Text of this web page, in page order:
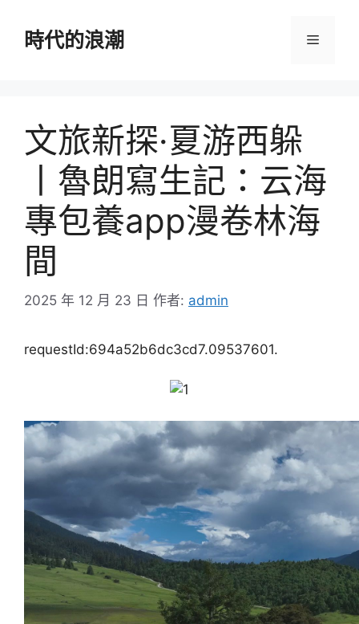
時代的浪潮 選
文旅新探·夏游西躲
丨魯朗寫生記：云海
專包養app漫卷林海
間
2025 年 12 月 23 日 作者: admin
requestId:694a52b6dc3cd7.09537601.